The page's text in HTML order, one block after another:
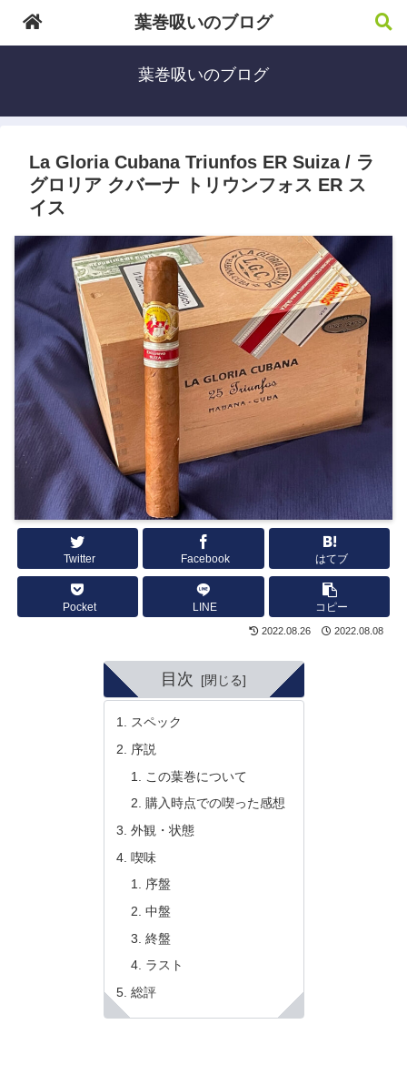
葉巻吸いのブログ
La Gloria Cubana Triunfos ER Suiza / ラ
グロリア クバーナ トリウンフォス ER ス
イス
Twitter Facebook はてブ
Pocket LINE コピー
2022.08.26 2022.08.08
目次
スペック
序説
この葉巻について
購入時点での喫った感想
外観・状態
喫味
序盤
中盤
終盤
ラスト
総評
葉巻吸いのブログ